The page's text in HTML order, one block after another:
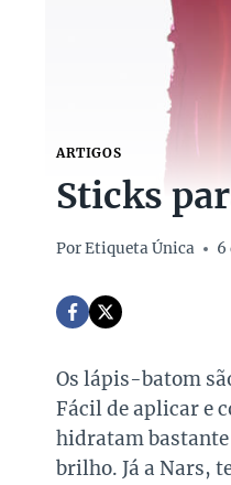
ARTIGOS
Sticks
PorEtiqueta Única 6
Os lápis-batom
Fácil de aplicar e
hidratam bastante
brilho. Já a Nars,